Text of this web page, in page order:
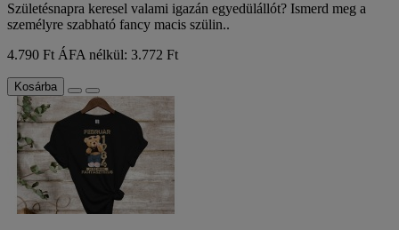
Születésnapra keresel valami igazán egyedülállót? Ismerd meg a
személyre szabható fancy macis szülin..
4.790 Ft ÁFA nélkül: 3.772 Ft
Kosárba